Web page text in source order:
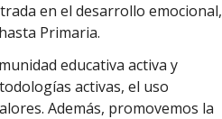
en el desarrollo emocional,
Primaria.
educativa activa y
activas, el uso
Además, promovemos la